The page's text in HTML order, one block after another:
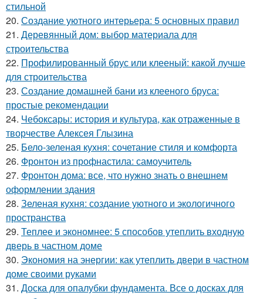
стильной
20. Создание уютного интерьера: 5 основных правил
21. Деревянный дом: выбор материала для
строительства
22. Профилированный брус или клееный: какой лучше
для строительства
23. Создание домашней бани из клееного бруса:
простые рекомендации
24. Чебоксары: история и культура, как отраженные в
творчестве Алексея Глызина
25. Бело-зеленая кухня: сочетание стиля и комфорта
26. Фронтон из профнастила: самоучитель
27. Фронтон дома: все, что нужно знать о внешнем
оформлении здания
28. Зеленая кухня: создание уютного и экологичного
пространства
29. Теплее и экономнее: 5 способов утеплить входную
дверь в частном доме
30. Экономия на энергии: как утеплить двери в частном
доме своими руками
31. Доска для опалубки фундамента. Все о досках для